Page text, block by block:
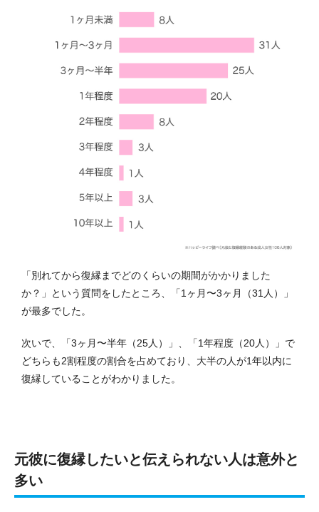
「別れてから復縁までどのくらいの期間がかかりました
か？」という質問をしたところ、「1ヶ月〜3ヶ月（31人）」
が最多でした。
次いで、「3ヶ月〜半年（25人）」、「1年程度（20人）」で
どちらも2割程度の割合を占めており、大半の人が1年以内に
復縁していることがわかりました。
元彼に復縁したいと伝えられない人は意外と
多い